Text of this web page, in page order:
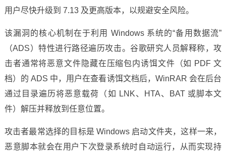
用户尽快升级到 7.13 及更高版本，以规避安全风险。
该漏洞的核心机制在于利用 Windows 系统的“备用数据流”
（ADS）特性进行路径遍历攻击。谷歌研究人员解释称，攻
击者通常将恶意文件隐藏在压缩包内诱饵文件（如 PDF 文
档）的 ADS 中，用户在查看诱饵文档后，WinRAR 会在后台
通过目录遍历将恶意载荷（如 LNK、HTA、BAT 或脚本文
件）解压并释放到任意位置。
攻击者最常选择的目标是 Windows 启动文件夹，这样一来，
恶意脚本就会在用户下次登录系统时自动运行，从而实现持